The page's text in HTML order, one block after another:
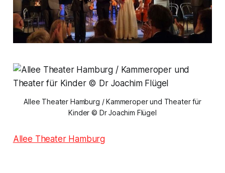
Allee Theater Hamburg / Kammeroper und Theater für
Kinder © Dr Joachim Flügel
Allee Theater Hamburg